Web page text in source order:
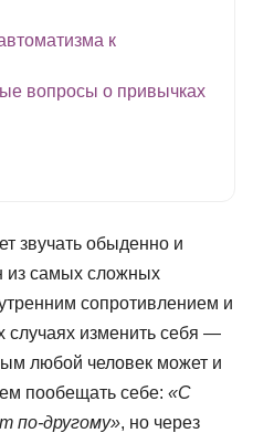
к
вопросы о привычках
звучать обыденно и
из самых сложных
сопротивлением и
случаях изменить себя —
любой человек может и
пообещать себе: «С
по-другому», но через